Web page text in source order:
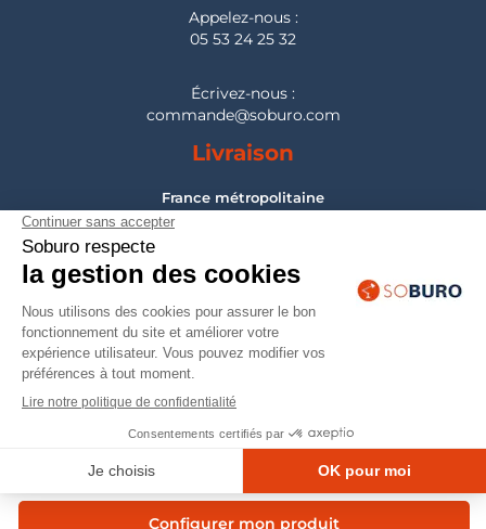
Configurer mon produit
Appelez-nous :
05 53 24 25 32
Écrivez-nous :
commande@soburo.com
Livraison
France métropolitaine
Pour les DOM-TOM, Belgique, Suisse, Luxembourg :
nous consulter
Montage
France métropolitaine
Pour les DOM-TOM, Belgique, Suisse, Luxembourg :
© 2026 — Mobilier professionnel Soburo